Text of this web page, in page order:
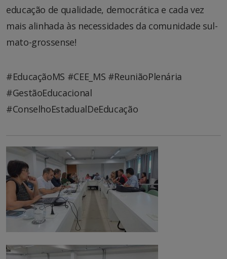
educação de qualidade, democrática e cada vez
mais alinhada às necessidades da comunidade sul-
mato-grossense!
#EducaçãoMS #CEE_MS #ReuniãoPlenária
#GestãoEducacional
#ConselhoEstadualDeEducação